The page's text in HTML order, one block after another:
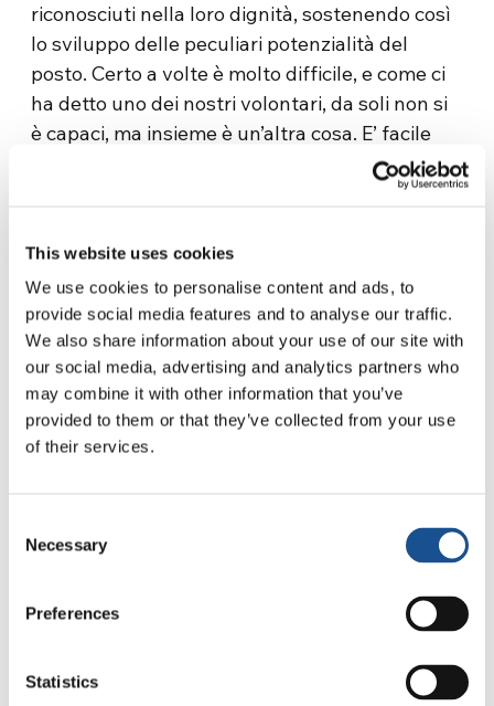
This website uses cookies
We use cookies to personalise content and ads, to
provide social media features and to analyse our traffic.
We also share information about your use of our site with
our social media, advertising and analytics partners who
may combine it with other information that you’ve
provided to them or that they’ve collected from your use
of their services.
Selection
Necessary
Preferences
Statistics
riconosciuti nella loro dignità, sostenendo così
lo sviluppo delle peculiari potenzialità del
posto. Certo a volte è molto difficile, e come ci
ha detto uno dei nostri volontari, da soli non si
è capaci, ma insieme è un’altra cosa. E’ facile
rompere uno stuzzicadenti, ma se ne metti
Fonte:
www.umanitanuova.org
Odissea, di Christopher Nolan:
Ulisse e la necessità di un’alba